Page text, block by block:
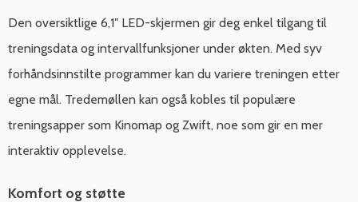
Den oversiktlige 6,1″ LED-skjermen gir deg enkel tilgang til
treningsdata og intervallfunksjoner under økten. Med syv
forhåndsinnstilte programmer kan du variere treningen etter
egne mål. Tredemøllen kan også kobles til populære
treningsapper som Kinomap og Zwift, noe som gir en mer
interaktiv opplevelse.
Komfort og støtte